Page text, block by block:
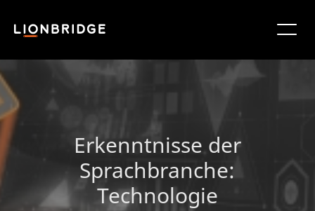
Erkenntnisse der
Sprachbranche:
Technologie